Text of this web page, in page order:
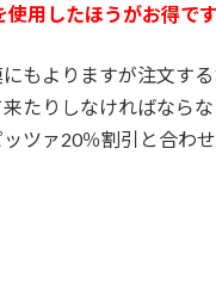
用したほうがお得です
もよりますが注文す
たりしなければなら
ツァ20％割引と合わ